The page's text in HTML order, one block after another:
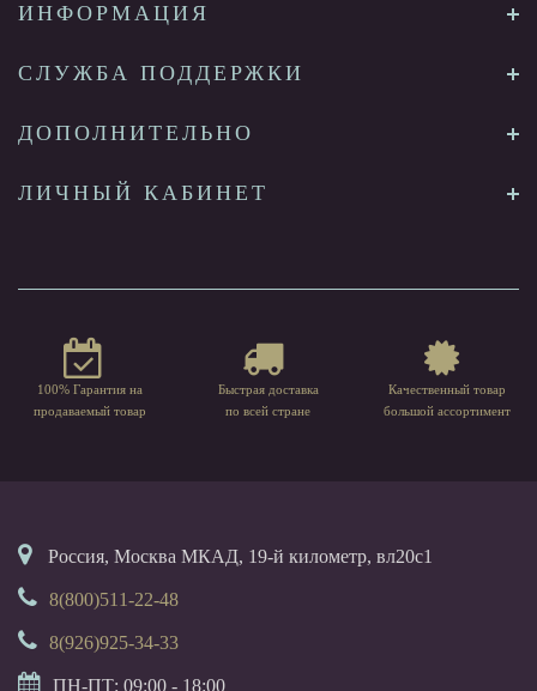
ИНФОРМАЦИЯ
СЛУЖБА ПОДДЕРЖКИ
ДОПОЛНИТЕЛЬНО
ЛИЧНЫЙ КАБИНЕТ
100% Гарантия на
продаваемый товар
Быстрая доставка
по всей стране
Качественный товар
большой ассортимент
Россия, Москва МКАД, 19-й километр, вл20с1
8(800)511-22-48
8(926)925-34-33
ПН-ПТ: 09:00 - 18:00